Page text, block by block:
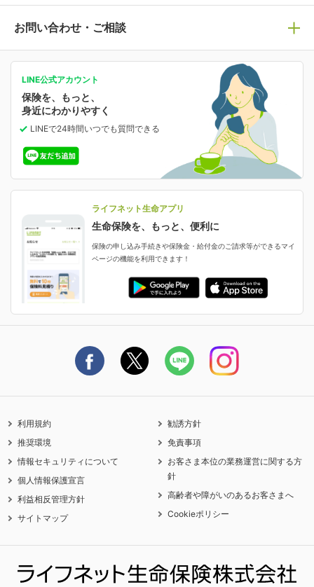
人生のステージに必要な保険がわかる！
保険ジャンバラヤ
あなたの人生と保険選びのためのWebメディア
選ばれる理由・評判
ライフネット生命の特長
ライフネット生命が選ばれる理由がわかる！
評判・口コミ
ご契約者さまに聞きました！
申し込みガイド
ご契約の流れと必要書類
保険料の支払い方法
病気や手術に備える
がん保険
がんに備える
女性保険
女性特有の病気に備える
就業不能保険
就業不能状態に備える
認知症・MCIに備える
ご契約内容の確認
お客さま情報の確認・変更
保険料の支払い方法の変更
中断したお申し込みの再開
お申し込み後の状況確認
減額・解約・追加契約の申し込み など
ご契約者さま向け各種お手続き・サービス
保険金・給付金のご請求
生命保険料控除に関するご案内
ライフネット生命についてトップ
会社情報
業績・財務情報
保険金等の支払状況
採用情報
生命保険マニフェスト
ライフネット生命のCMページ
ライフネット生命公式note
お問い合わせ・ご相談
保険相談サービス
よくあるご質問
資料請求
LINE公式アカウント
保険を、もっと、
身近にわかりやすく
LINEで24時間いつでも質問できる
ライフネット生命アプリ
生命保険を、もっと、便利に
保険の申し込み手続きや保険金・給付金のご請求等ができるマイ
ページの機能を利用できます！
利用規約
推奨環境
情報セキュリティについて
個人情報保護宣言
利益相反管理方針
サイトマップ
勧誘方針
免責事項
お客さま本位の業務運営に関する方
針
高齢者や障がいのあるお客さまへ
Cookieポリシー